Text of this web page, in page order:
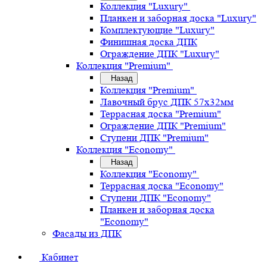
Коллекция "Luxury"
Планкен и заборная доска "Luxury"
Комплектующие "Luxury"
Финишная доска ДПК
Ограждение ДПК "Luxury"
Коллекция "Premium"
Назад
Коллекция "Premium"
Лавочный брус ДПК 57х32мм
Террасная доска "Premium"
Ограждение ДПК "Premium"
Ступени ДПК "Premium"
Коллекция "Economy"
Назад
Коллекция "Economy"
Террасная доска "Economy"
Ступени ДПК "Economy"
Планкен и заборная доска
"Economy"
Фасады из ДПК
Кабинет